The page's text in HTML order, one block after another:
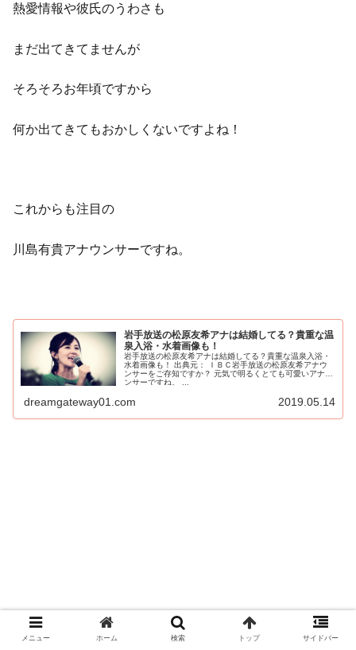
熱愛情報や彼氏のうわさも
まだ出てきてませんが
そろそろお年頃ですから
何か出てきてもおかしくないですよね！
これからも注目の
川島有貴アナウンサーですね。
岩手放送の松原友希アナは結婚してる？貴重な温
泉入浴・水着画像も！
岩手放送の松原友希アナは結婚してる？貴重な温泉入浴・
水着画像も！ 出典元： ＩＢＣ岩手放送の松原友希アナウ
ンサーをご存知ですか？ 元気で明るくとても可愛いアナウ
ンサーですね。 ...
dreamgateway01.com 2019.05.14
メニュー ホーム 検索 トップ サイドバー